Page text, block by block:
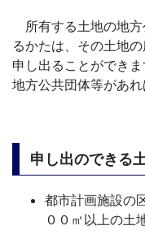
所有する土地の地方
るかたは、その土地
申し出ることができ
地方公共団体等があ
申し出のできる
都市計画施設の
００㎡以上の土